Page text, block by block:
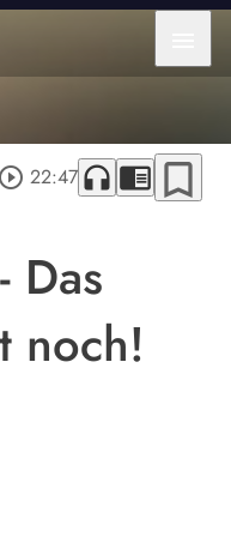
play_circle_outline 22:47 headphones chrome_reader_mode bookmark_border
Das
noch!